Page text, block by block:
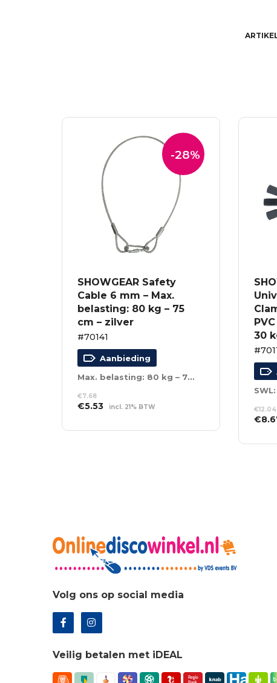
-28%
SHOWGEAR Safety
Cable 6 mm – Max.
belasting: 80 kg – 75
cm – zilver
#70141
Aanbieding
Max. belasting: 80 kg – 75 cm – zilver
€7.68
Oorspronkelijke
was:
€5.53Huidige
is:
incl. 21% BTW
WINKELWAGEN
30
€12.04
was:
€
Volg ons op social media
Veilig betalen met iDEAL